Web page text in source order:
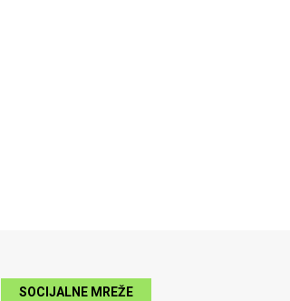
SOCIJALNE MREŽE